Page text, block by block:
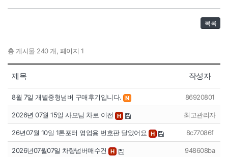
목록
총 게시물 240 개, 페이지 1
제목 작성자
8월 7일 개별중형넘버 구매후기입니다. N 86920801
2026년 07월 15일 사모님 차로 이전 H 최고관리자
26년07월 10일 1톤포터 영업용 번호판 달았어요 H 8c77086f
2026년07월07일 차량넘버매수건 H 948608ba